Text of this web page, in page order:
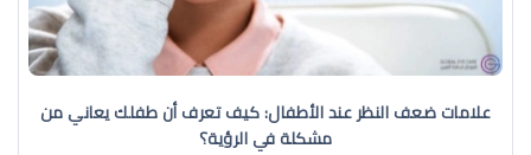
علامات ضعف النظر عند الأطفال: كيف تعرف أن طفلك يعاني من
مشكلة في الرؤية؟